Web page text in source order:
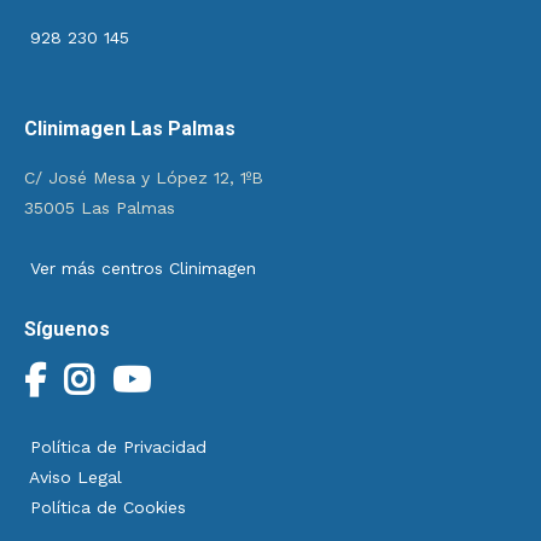
928 230 145
Clinimagen Las Palmas
C/ José Mesa y López 12, 1ºB
35005 Las Palmas
Ver más centros Clinimagen
Síguenos
Política de Privacidad
Aviso Legal
Política de Cookies